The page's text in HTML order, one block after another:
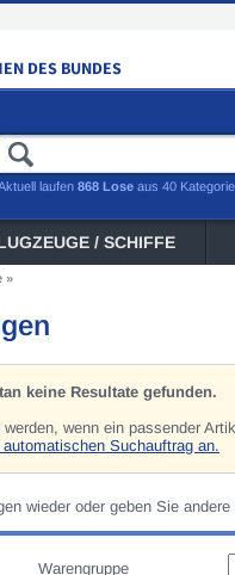
laufen 868 Lose aus 40
/ SCHIFFE
»
keine Resultate gefunden.
wenn ein passender
Suchauftrag an.
wieder oder geben Sie
Warengruppe